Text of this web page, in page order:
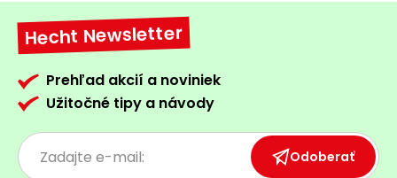
Hecht Newsletter
Prehľad akcií a noviniek
Užitočné tipy a návody
Odoberať